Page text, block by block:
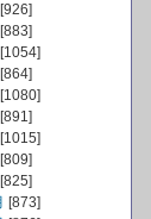
[926]
[883]
[1054]
[864]
[1080]
[891]
[1015]
[809]
[825]
[873]